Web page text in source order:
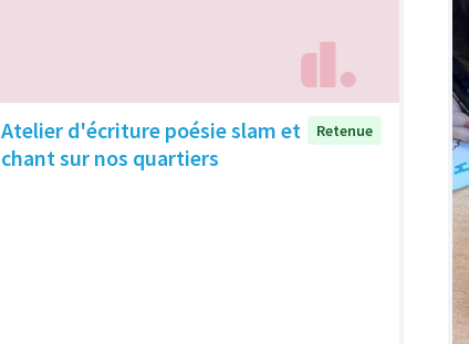
Atelier d'écriture poésie slam et
chant sur nos quartiers
Retenue